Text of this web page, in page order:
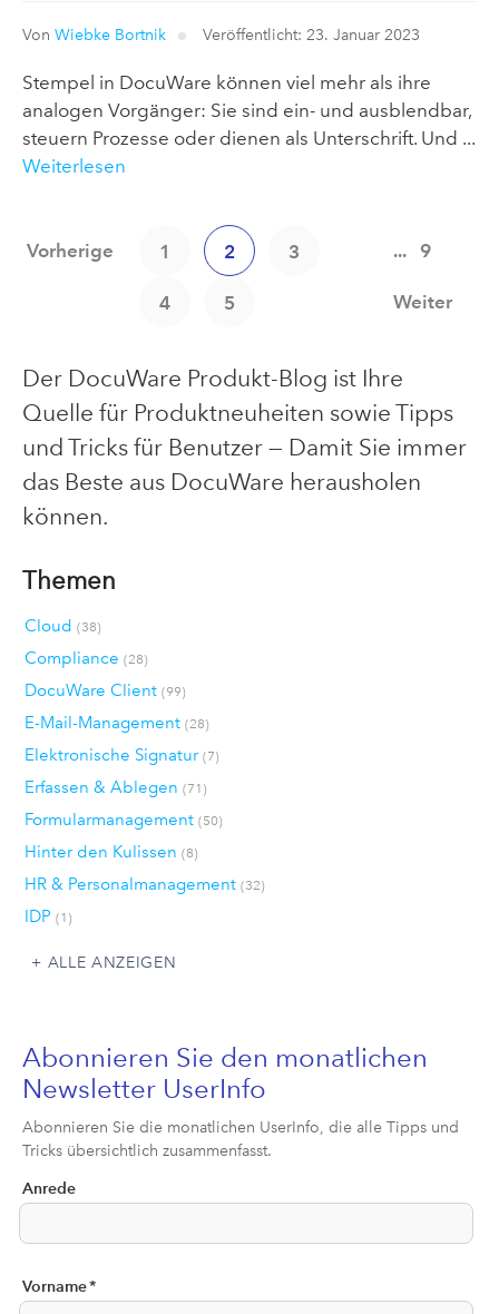
Von Wiebke Bortnik Veröffentlicht: 23. Januar 2023
Stempel in DocuWare können viel mehr als ihre
analogen Vorgänger: Sie sind ein- und ausblendbar,
steuern Prozesse oder dienen als Unterschrift. Und ...
Weiterlesen
Vorherige 1 2 3
4 5
... 9
Weiter
Der DocuWare Produkt-Blog ist Ihre
Quelle für Produktneuheiten sowie Tipps
und Tricks für Benutzer — Damit Sie immer
das Beste aus DocuWare herausholen
können.
Themen
Cloud (38)
Compliance (28)
DocuWare Client (99)
E-Mail-Management (28)
Elektronische Signatur (7)
Erfassen & Ablegen (71)
Formularmanagement (50)
Hinter den Kulissen (8)
HR & Personalmanagement (32)
IDP (1)
ALLE ANZEIGEN
Abonnieren Sie den monatlichen
Newsletter UserInfo
Abonnieren Sie die monatlichen UserInfo, die alle Tipps und
Tricks übersichtlich zusammenfasst.
Anrede
Vorname*